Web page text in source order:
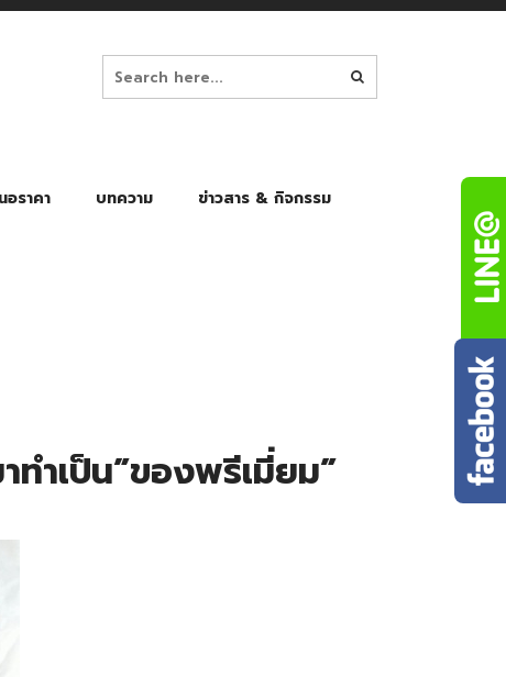
อราคา บทความ ข่าวสาร & กิจกรรม
ำเป็น”ของพรีเมี่ยม”